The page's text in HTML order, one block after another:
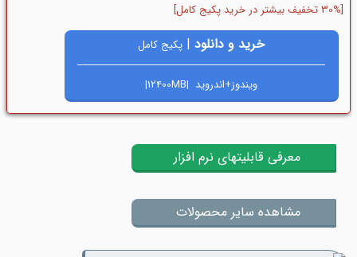
[30% تخفیف بیشتر در خرید پکیج کامل]
خرید و دانلود |پکیج کامل
ویندوز+اندروید |12400MB|
معرفی قابلیتهای نرم افزار
مشاهده سایر محصولات